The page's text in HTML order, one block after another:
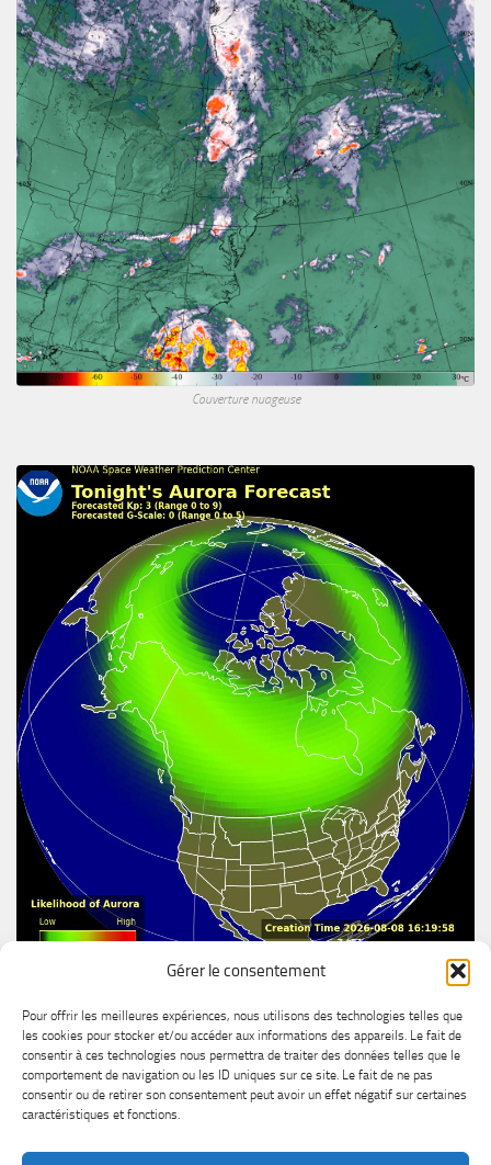
Gérer le consentement
Pour offrir les meilleures expériences, nous utilisons des technologies telles que
les cookies pour stocker et/ou accéder aux informations des appareils. Le fait de
consentir à ces technologies nous permettra de traiter des données telles que le
comportement de navigation ou les ID uniques sur ce site. Le fait de ne pas
consentir ou de retirer son consentement peut avoir un effet négatif sur certaines
caractéristiques et fonctions.
Couverture nuageuse